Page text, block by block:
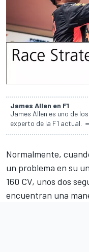
James Allen en F1
James Allen es uno de
experto de la F1 actual.
Normalmente,
un problema en su
160 CV, unos dos
encuentran una